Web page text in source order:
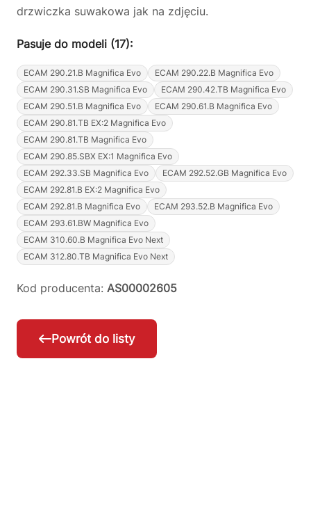
drzwiczka suwakowa jak na zdjęciu.
Pasuje do modeli (17):
ECAM 290.21.B Magnifica Evo
ECAM 290.22.B Magnifica Evo
ECAM 290.31.SB Magnifica Evo
ECAM 290.42.TB Magnifica Evo
ECAM 290.51.B Magnifica Evo
ECAM 290.61.B Magnifica Evo
ECAM 290.81.TB EX:2 Magnifica Evo
ECAM 290.81.TB Magnifica Evo
ECAM 290.85.SBX EX:1 Magnifica Evo
ECAM 292.33.SB Magnifica Evo
ECAM 292.52.GB Magnifica Evo
ECAM 292.81.B EX:2 Magnifica Evo
ECAM 292.81.B Magnifica Evo
ECAM 293.52.B Magnifica Evo
ECAM 293.61.BW Magnifica Evo
ECAM 310.60.B Magnifica Evo Next
ECAM 312.80.TB Magnifica Evo Next
Kod producenta: AS00002605
Powrót do listy